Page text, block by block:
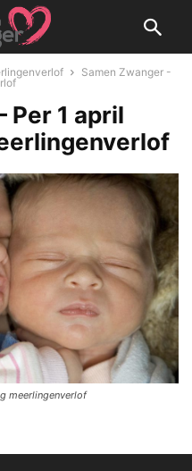
Samen Zwanger -
Per 1 april
meerlingenverlof